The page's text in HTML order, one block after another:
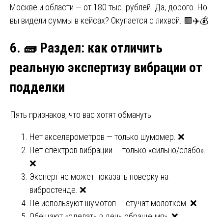
Москве и области — от 180 тыс. рублей. Да, дорого. Но
вы видели суммы в кейсах? Окупается с лихвой. 🟩✈️💰
6. 🧱 Раздел: как отличить
реальную экспертизу вибрации от
подделки
Пять признаков, что вас хотят обмануть:
Нет акселерометров — только шумомер. ❌
Нет спектров вибрации — только «сильно/слабо».
❌
Эксперт не может показать поверку на
вибростенде. ❌
Не используют шумотоп — стучат молотком. ❌